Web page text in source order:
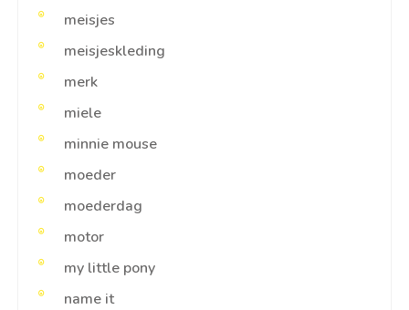
meisjes
meisjeskleding
merk
miele
minnie mouse
moeder
moederdag
motor
my little pony
name it